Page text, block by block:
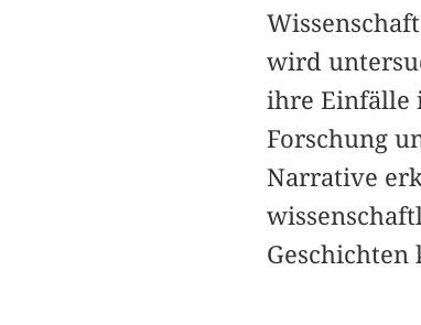
wird
ihre Einfälle
Forschung
Narrative